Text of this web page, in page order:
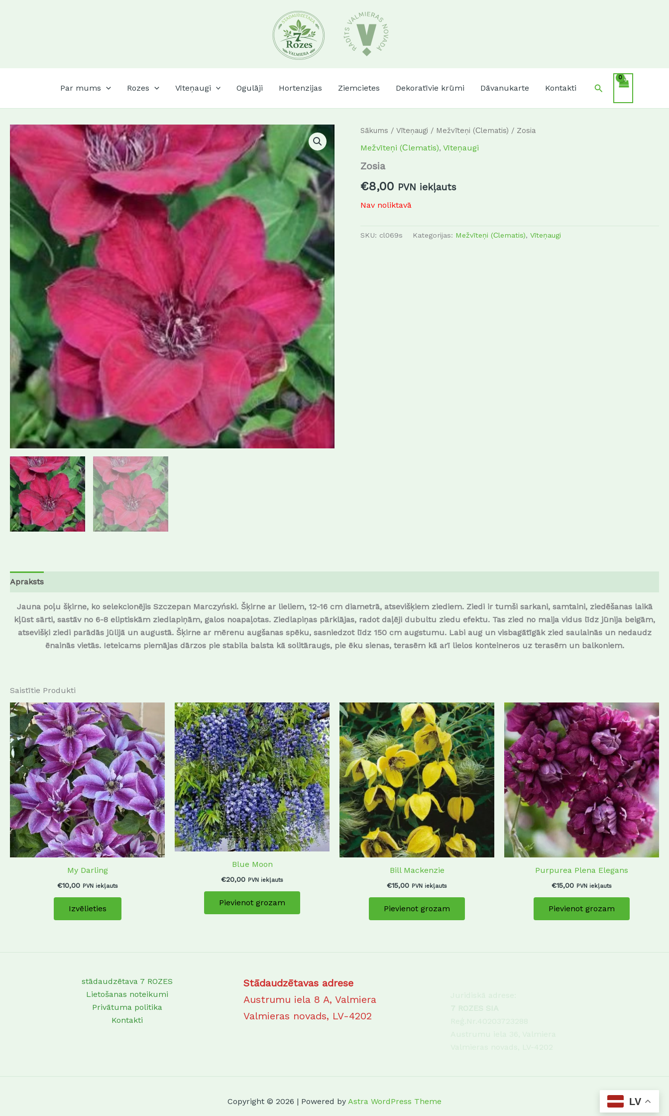
Par mums Rozes Vīteņaugi Ogulāji Hortenzijas Ziemcietes Dekoratīvie krūmi Dāvanukarte Kontakti Search
Sākums /Vīteņaugi / Mežvīteņi (Сlematis) / Zosia
Mežvīteņi (Сlematis),Vīteņaugi
Zosia
€8,00 PVN iekļauts
Nav noliktavā
SKU: cl069s Kategorijas: Mežvīteņi (Сlematis),Vīteņaugi
Apraksts
Jauna poļu šķirne, ko selekcionējis Szczepan Marczyński. Šķirne ar lieliem, 12-16 cm diametrā, atsevišķiem ziediem. Ziedi ir tumši sarkani, samtaini, ziedēšanas laikā
kļūst sārti, sastāv no 6-8 eliptiskām ziedlapiņām, galos noapaļotas. Ziedlapiņas pārklājas, radot daļēji dubultu ziedu efektu. Tas zied no maija vidus līdz jūnija beigām,
atsevišķi ziedi parādās jūlijā un augustā. Šķirne ar mērenu augšanas spēku, sasniedzot līdz 150 cm augstumu. Labi aug un visbagātīgāk zied saulainās un nedaudz
ēnainās vietās. Ieteicams piemājas dārzos pie stabila balsta kā solitāraugs, pie ēku sienas, terasēm kā arī lielos konteineros uz terasēm un balkoniem.
Saistītie Produkti
My Darling
€10,00 PVN iekļauts
Izvēlieties
This
product
has
multiple
variants.
The
options
may
be
chosen
on
the
Blue Moon
€20,00 PVN iekļauts
Pievienot grozam
Bill Mackenzie
€15,00 PVN iekļauts
Pievienot grozam
Purpurea Plena Elegans
€15,00 PVN iekļauts
Pievienot grozam
stādaudzētava 7 ROZES
Lietošanas noteikumi
Privātuma politika
Kontakti
Stādaudzētavas adrese
Austrumu iela 8 A, Valmiera
Valmieras novads, LV-4202
Copyright © 2026 | Powered by Astra WordPress Theme LV